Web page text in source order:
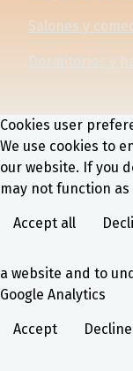
Salones y
Dormitorios y
Cookies user
We use cookies to
our website. If you
may not function as
Accept all
a website and to
Google Analytics
Accept Decline